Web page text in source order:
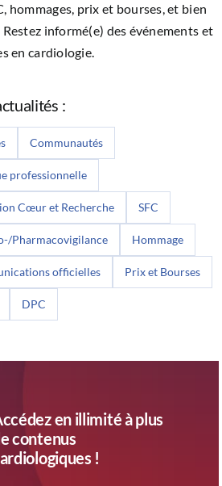
hommages, prix et bourses, et bien
Restez informé(e) des événements et
en cardiologie.
:
Communautés
professionnelle
Cœur et Recherche SFC
Pharmacovigilance Hommage
officielles Prix et Bourses
DPC
en illimité à plus
contenus
!